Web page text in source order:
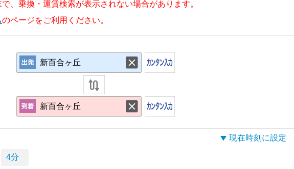
、乗換・運賃検索が表示されない場合があります。
のページをご利用ください。